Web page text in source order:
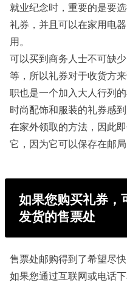
就业纪念时，重要的是要
礼券，并且可以在家用电
用。
可以买到商务人士不可缺
等，所以礼券对于收货方
职也是一个加入大人行列
时尚配饰和服装的礼券感
在家外领取的方法，因此
它，因为它可以保存在邮局
如果您购买礼券，
发货的售票处
售票处邮购得到了希望尽
如果您通过互联网或电话